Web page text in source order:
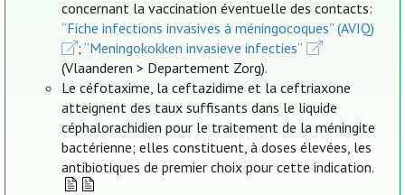
concernant la vaccination éventuelle des contacts:
“Fiche infections invasives à méningocoques” (AVIQ)
;“Meningokokken invasieve infecties”
(Vlaanderen > Departement Zorg).
Le céfotaxime, la ceftazidime et la ceftriaxone
atteignent des taux suffisants dans le liquide
céphalorachidien pour le traitement de la méningite
bactérienne; elles constituent, à doses élevées, les
antibiotiques de premier choix pour cette indication.